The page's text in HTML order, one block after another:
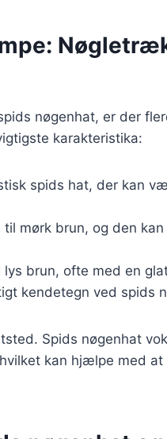
nøgenhat, er der
karakteristika:
spids hat, der kan
mørk brun, og den
brun, ofte med en
kendetegn ved spids
Spids nøgenhat
kan hjælpe med